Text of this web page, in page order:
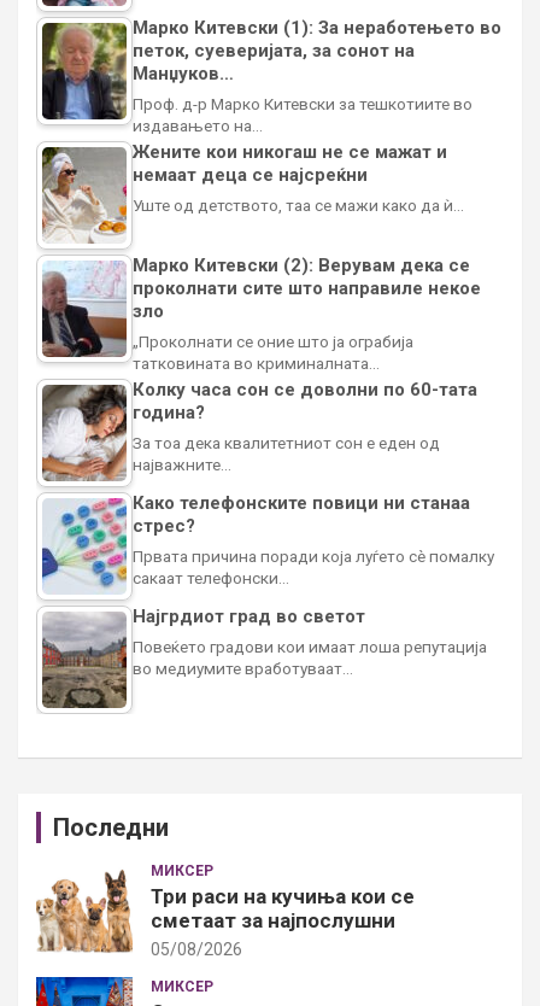
Марко Китевски (1): За неработењето во
петок, суеверијата, за сонот на
Манџуков…
Проф. д-р Марко Китевски за тешкотиите во
издавањето на…
Жените кои никогаш не се мажат и
немаат деца се најсреќни
Уште од детството, таа се мажи како да ѝ…
Марко Китевски (2): Верувам дека се
проколнати сите што направиле некое
зло
„Проколнати се оние што ја ограбија
татковината во криминалната…
Колку часа сон се доволни по 60-тата
година?
За тоа дека квалитетниот сон е еден од
најважните…
Како телефонските повици ни станаа
стрес?
Првата причина поради која луѓето сè помалку
сакаат телефонски…
Најгрдиот град во светот
Повеќето градови кои имаат лоша репутација
во медиумите вработуваат…
Последни
МИКСЕР
Три раси на кучиња кои се
сметаат за најпослушни
05/08/2026
МИКСЕР